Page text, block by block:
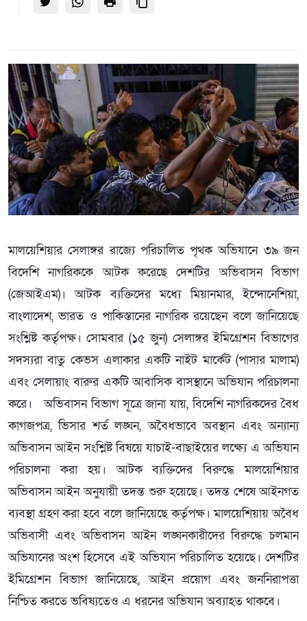
মালয়েশিয়ার সেলাঙ্গর রাজ্যে পরিচালিত পৃথক অভিযানে ৩৯ জন
বিদেশি নাগরিককে আটক করেছে দেশটির অভিবাসন বিভাগ
(জেআইএম)। আটক ব্যক্তিদের মধ্যে মিয়ানমার, ইন্দোনেশিয়া,
বাংলাদেশ, ভারত ও পাকিস্তানের নাগরিক রয়েছেন বলে জানিয়েছে
সংশ্লিষ্ট কর্তৃপক্ষ। সোমবার (১৫ জুন) সেলাঙ্গর ইমিগ্রেশন বিভাগের
সদস্যরা বাতু কেভস এলাকার একটি নাইট মার্কেট (পাসার মালাম)
এবং সেলায়াং বারুর একটি আবাসিক বাসস্থানে অভিযান পরিচালনা
করে। অভিবাসন বিভাগ সূত্রে জানা যায়, বিদেশি নাগরিকদের বৈধ
কাগজপত্র, ভিসার শর্ত লঙ্ঘন, অবৈধভাবে অবস্থান এবং অন্যান্য
অভিবাসন আইন সংশ্লিষ্ট বিষয়ে যাচাই-বাছাইয়ের লক্ষ্যে এ অভিযান
পরিচালনা করা হয়। আটক ব্যক্তিদের বিরুদ্ধে মালয়েশিয়ার
অভিবাসন আইন অনুযায়ী তদন্ত শুরু হয়েছে। তদন্ত শেষে আইনগত
ব্যবস্থা গ্রহণ করা হবে বলে জানিয়েছে কর্তৃপক্ষ। মালয়েশিয়ায় অবৈধ
অভিবাসী এবং অভিবাসন আইন লঙ্ঘনকারীদের বিরুদ্ধে চলমান
অভিযানের অংশ হিসেবে এই অভিযান পরিচালিত হয়েছে। দেশটির
ইমিগ্রেশন বিভাগ জানিয়েছে, আইন প্রয়োগ এবং জননিরাপত্তা
নিশ্চিত করতে ভবিষ্যতেও এ ধরনের অভিযান অব্যাহত থাকবে।